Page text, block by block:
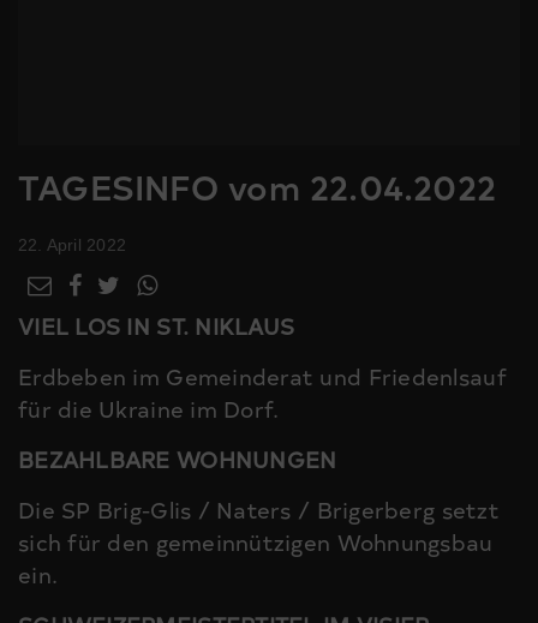
TAGESINFO vom 22.04.2022
22. April 2022
VIEL LOS IN ST. NIKLAUS
Erdbeben im Gemeinderat und Friedenlsauf
für die Ukraine im Dorf.
BEZAHLBARE WOHNUNGEN
Die SP Brig-Glis / Naters / Brigerberg setzt
sich für den gemeinnützigen Wohnungsbau
ein.